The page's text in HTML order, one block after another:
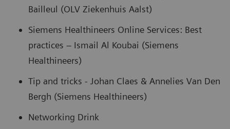
Bailleul (OLV Ziekenhuis Aalst)
Siemens Healthineers Online Services: Best
practices – Ismail Al Koubai (Siemens
Healthineers)
Tip and tricks - Johan Claes & Annelies Van Den
Bergh (Siemens Healthineers)
Networking Drink